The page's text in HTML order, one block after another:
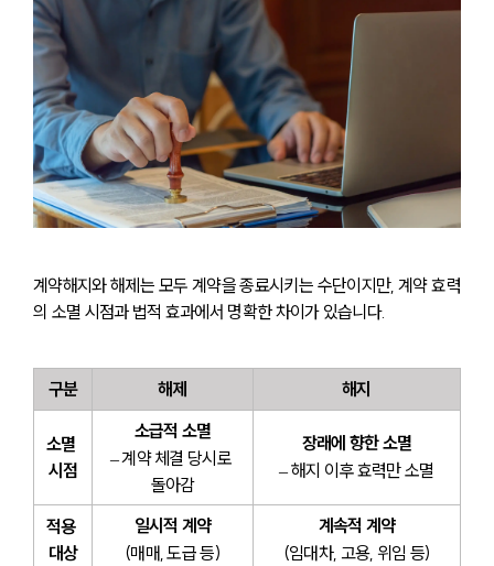
계약해지와 해제는 모두 계약을 종료시키는 수단이지만, 계약 효력
의 소멸 시점과 법적 효과에서 명확한 차이가 있습니다.
구분 해제 해지
소멸
시점
소급적 소멸
– 계약 체결 당시로
돌아감
장래에 향한 소멸
– 해지 이후 효력만 소멸
적용
대상
일시적 계약
(매매, 도급 등)
계속적 계약
(임대차, 고용, 위임 등)